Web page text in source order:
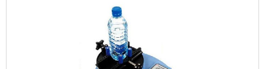
uma estrutura, os também conhecidos como
durômetros.MAIS INFORMAÇÕES SOBRE O
DISPOSITIVOEsses dispositivos são utilizados em
laboratórios e podem ter finalidades específicas
para cada aplicação em medição, com o seu uso